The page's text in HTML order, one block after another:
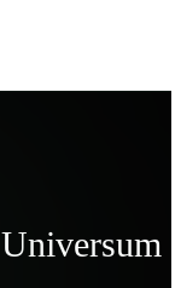
Universum